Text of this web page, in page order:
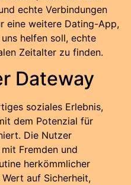
echte Verbindungen
eine weitere Dating-App,
helfen soll, echte
Zeitalter zu finden.
Dateway
soziales Erlebnis,
dem Potenzial für
Die Nutzer
Fremden und
herkömmlicher
auf Sicherheit,